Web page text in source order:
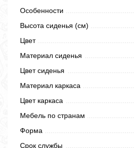
Особенности
Высота сиденья (см)
Цвет
Материал сиденья
Цвет сиденья
Материал каркаса
Цвет каркаса
Мебель по странам
Форма
Срок службы